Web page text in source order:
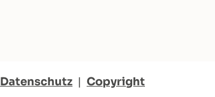
Datenschutz | Copyright